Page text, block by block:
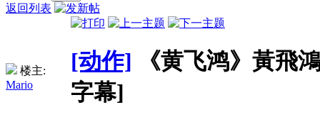
返回列表
楼主:
Mario
[动作]
《黄飞鸿》黃飛
字幕]